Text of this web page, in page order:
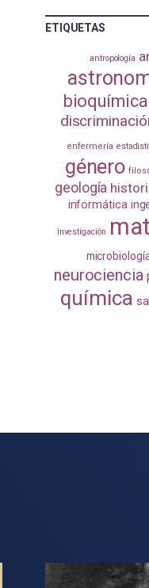
ETIQUETAS
antropología
bioquímica
enfermería
género
geología
informática
investigación
neurociencia
química